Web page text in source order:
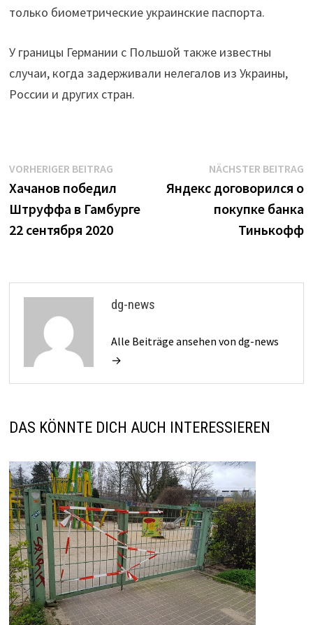
только биометрические украинские паспорта.
У границы Германии с Польшой также известны
случаи, когда задерживали нелегалов из Украины,
России и других стран.
Beitrags-
Navigation
VORHERIGER BEITRAGVorheriger
Beitrag:
Хачанов победил
Штруффа в Гамбурге
22 сентября 2020
NÄCHSTER BEITRAG
Яндекс договорился о
покупке банка
Тинькофф
dg-news
Alle Beiträge ansehen von dg-news
→
DAS KÖNNTE DICH AUCH INTERESSIEREN